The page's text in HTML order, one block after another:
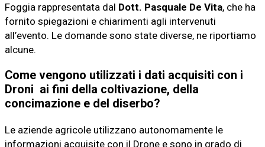
Foggia rappresentata dal Dott. Pasquale De Vita, che ha
fornito spiegazioni e chiarimenti agli intervenuti
all’evento. Le domande sono state diverse, ne riportiamo
alcune.
Come vengono utilizzati i dati acquisiti con i
Droni ai fini della coltivazione, della
concimazione e del diserbo?
Le aziende agricole utilizzano autonomamente le
informazioni acquisite con il Drone e sono in grado di